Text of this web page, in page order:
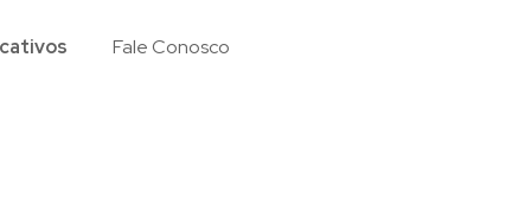
Fale Conosco